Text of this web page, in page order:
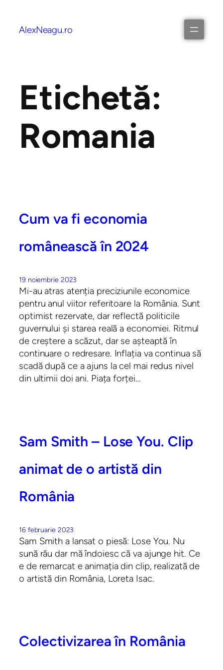
AlexNeagu.ro
Etichetă:
Romania
Cum va fi economia
românească în 2024
19 noiembrie 2023
Mi-au atras atenția preciziunile economice
pentru anul viitor referitoare la România. Sunt
optimist rezervate, dar reflectă politicile
guvernului și starea reală a economiei. Ritmul
de creștere a scăzut, dar se așteaptă în
continuare o redresare. Inflația va continua să
scadă după ce a ajuns la cel mai redus nivel
din ultimii doi ani. Piața forței…
Sam Smith – Lose You. Clip
animat de o artistă din
România
16 februarie 2023
Sam Smith a lansat o piesă: Lose You. Nu
sună rău dar mă îndoiesc că va ajunge hit. Ce
e de remarcat e animația din clip, realizată de
o artistă din România, Loreta Isac.
Colectivizarea în România